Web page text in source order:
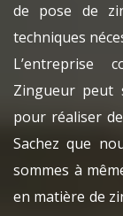
de pose de
techniques
L’entreprise
Zingueur peut
pour réaliser
Sachez que
sommes à
en matière de